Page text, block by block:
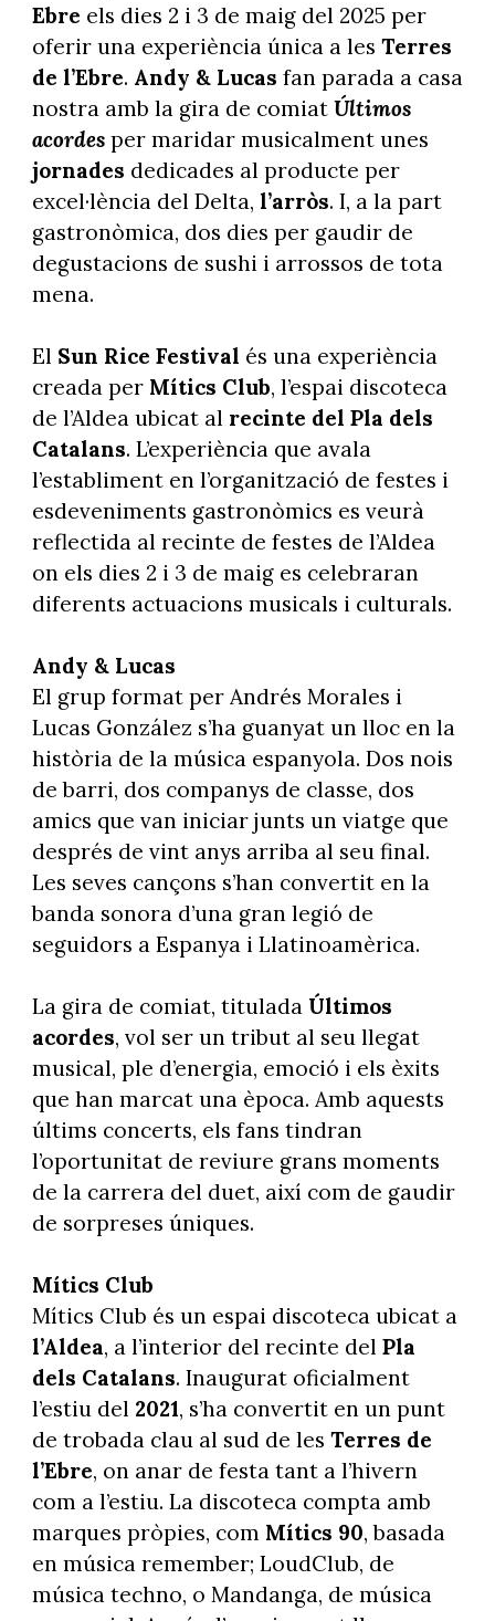
Ebre els dies 2 i 3 de maig del 2025 per
oferir una experiència única a les Terres
de l’Ebre. Andy & Lucas fan parada a casa
nostra amb la gira de comiat Últimos
acordesper maridar musicalment unes
jornades dedicades al producte per
excel·lència del Delta, l’arròs. I, a la part
gastronòmica, dos dies per gaudir de
degustacions de sushi i arrossos de tota
mena.
El Sun Rice Festival és una experiència
creada per Mítics Club, l’espai discoteca
de l’Aldea ubicat al recinte del Pla dels
Catalans. L’experiència que avala
l’establiment en l’organització de festes i
esdeveniments gastronòmics es veurà
reflectida al recinte de festes de l’Aldea
on els dies 2 i 3 de maig es celebraran
diferents actuacions musicals i culturals.
Andy & Lucas
El grup format per Andrés Morales i
Lucas González s’ha guanyat un lloc en la
història de la música espanyola. Dos nois
de barri, dos companys de classe, dos
amics que van iniciar junts un viatge que
després de vint anys arriba al seu final.
Les seves cançons s’han convertit en la
banda sonora d’una gran legió de
seguidors a Espanya i Llatinoamèrica.
La gira de comiat, titulada Últimos
acordes, vol ser un tribut al seu llegat
musical, ple d’energia, emoció i els èxits
que han marcat una època. Amb aquests
últims concerts, els fans tindran
l’oportunitat de reviure grans moments
de la carrera del duet, així com de gaudir
de sorpreses úniques.
Mítics Club
Mítics Club és un espai discoteca ubicat a
l’Aldea, a l’interior del recinte del Pla
dels Catalans. Inaugurat oficialment
l’estiu del 2021, s’ha convertit en un punt
de trobada clau al sud de les Terres de
l’Ebre, on anar de festa tant a l’hivern
com a l’estiu. La discoteca compta amb
marques pròpies, com Mítics 90, basada
en música remember; LoudClub, de
música techno, o Mandanga, de música